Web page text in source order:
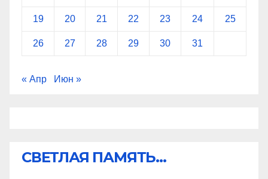
19 20 21 22 23 24 25
26 27 28 29 30 31
« Апр Июн »
СВЕТЛАЯ ПАМЯТЬ...